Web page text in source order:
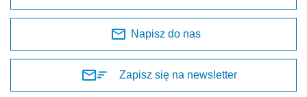
Napisz do nas
Zapisz się na newsletter